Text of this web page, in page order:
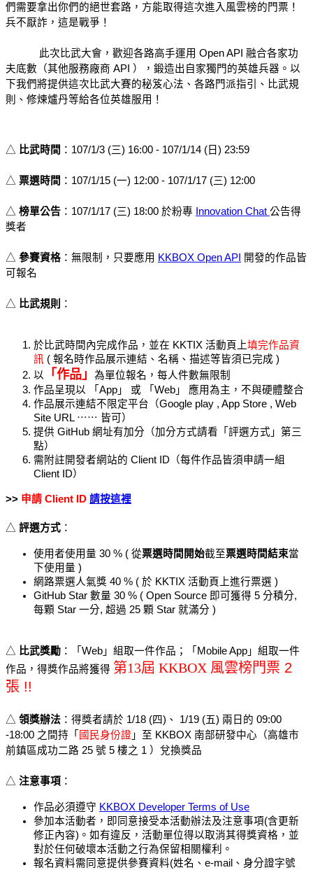
們需要拿出你們的絕世套路，方能取得這次進入風雲榜的門票！
兵不厭詐，這是戰爭！
此次比武大會，歡迎各路高手運用 Open API 融合各家功
夫底數（其他服務廠商 API ），鍛造出自家獨門的英雄兵器。以
下我們將提供這次比武大賽的秘笈心法、各路門派指引、比武規
則、修煉爐丹等給各位英雄服用！
△ 比武時間 ：107/1/3 (三) 16:00 - 107/1/14 (日) 23:59
△ 票選時間 ：107/1/15 (一) 12:00 - 107/1/17 (三) 12:00
△ 榜單公告 ：107/1/17 (三) 18:00 於粉專 Innovation Chat 公告得
獎者
△ 參賽資格 ： 無限制，只要應用 KKBOX Open API
開發的作品皆
可報名
△ 比武規則 ：
於比武時間內完成作品，並在 KKTIX 活動頁上填完作品資
訊 ( 報名時作品展示連結、名稱、描述等皆須已完成 )
以
「作品」
為單位報名，每人件數無限制
作品呈現以 「App」 或 「Web」 應用為主，不與硬體整合
作品展示連結不限定平台（Google play , App Store , Web
Site URL ⋯⋯ 皆可）
提供 GitHub 網址有加分（加分方式請看「評選方式」第三
點）
需附註開發者網站的 Client ID（每件作品皆須申請一組
Client ID）
>> 申請 Client ID 請按這裡
△ 評選方式 ：
使用者使用量 30 % ( 從票選時間開始截至票選時間結束當
下使用量 )
網路票選人氣獎 40 % ( 於 KKTIX 活動頁上進行票選 )
GitHub Star 數量 30 % ( Open Source 即可獲得 5 分積分,
每顆 Star 一分, 超過 25 顆 Star 就滿分 )
△ 比武獎勵 ：
「Web」組取一件作品；「Mobile App」組取一件
作品，得獎作品將獲得 第13屆 KKBOX 風雲榜門票 2
張 !!
△ 領獎辦法 ：得獎者請於 1/18 (四)、 1/19 (五) 兩日的 09:00
-18:00 之間持「 國民身份證 」至 KKBOX 南部研發中心（高雄市
前鎮區成功二路 25 號 5 樓之 1 ）兌換獎品
△ 注意事項 ：
作品必須遵守 KKBOX Developer Terms of Use
參加本活動者，即同意接受本活動辦法及注意事項(含更新
修正內容)。如有違反，活動單位得以取消其得獎資格，並
對於任何破壞本活動之行為保留相關權利。
報名資料需同意提供參賽資料(姓名、e-mail、身分證字號